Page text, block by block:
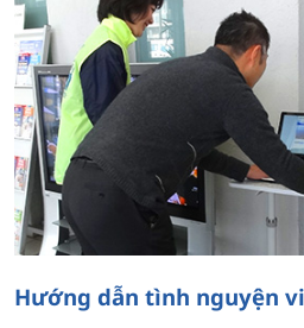
Hướng dẫn tình nguyện